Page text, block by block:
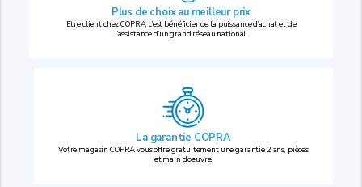
Plus de choix au meilleur prix
Etre client chez COPRA, c’est bénéficier de la puissance d’achat et de
l’assistance d’un grand réseau national.
La garantie COPRA
Votre magasin COPRA vous offre gratuitement une garantie 2 ans, pièces
et main d’oeuvre.